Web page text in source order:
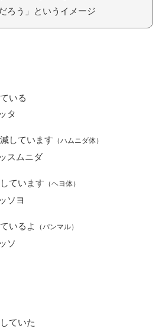
ろう」というイメージ
いる
タ
しています （ハムニダ体）
スムニダ
ています （ヘヨ体）
ソヨ
いるよ （パンマル）
ソ
ていた